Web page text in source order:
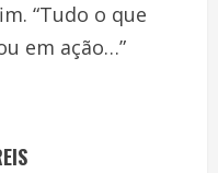
“Tudo o que
em ação…”